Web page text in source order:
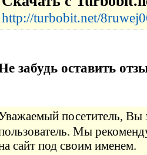
http://turbobit.net/
забудь оставить
посетитель, Вы
Мы
сайт под своим именем.